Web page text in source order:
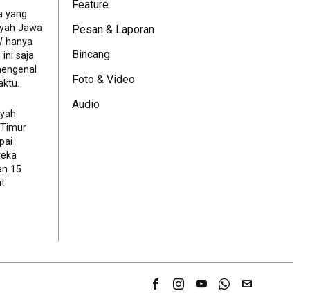
yang
Jawa
hanya
ini saja
15
Feature
Pesan & Laporan
Bincang
Foto & Video
Audio